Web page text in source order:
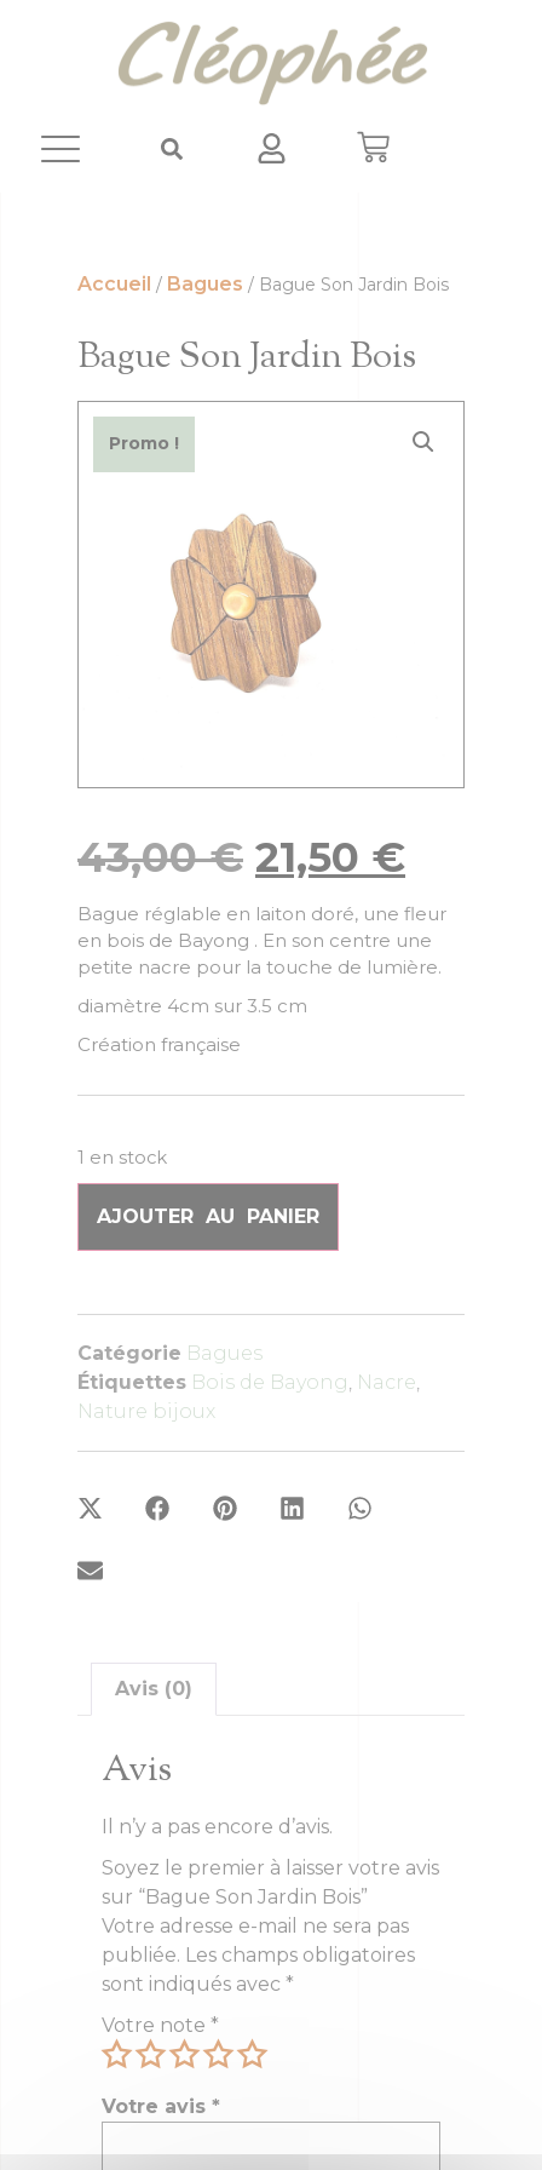
Accueil / Bagues / Bague Son Jardin Bois
Bague Son Jardin Bois
Promo !
43,00€ 21,50 €
Bague réglable en laiton doré, une fleur
en bois de Bayong . En son centre une
petite nacre pour la touche de lumière.
diamètre 4cm sur 3.5 cm
Création française
1 en stock
AJOUTER AU PANIER
Catégorie Bagues
Étiquettes Bois de Bayong, Nacre,
Nature bijoux
Avis (0)
Avis
Il n’y a pas encore d’avis.
Soyez le premier à laisser votre avis
sur “Bague Son Jardin Bois”
Votre adresse e-mail ne sera pas
publiée. Les champs obligatoires
sont indiqués avec *
Votre note *
Votre avis *